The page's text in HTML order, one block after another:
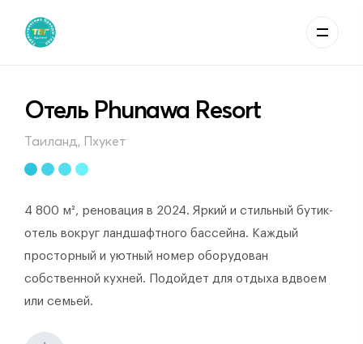
Отель Phunawa Resort
Таиланд, Пхукет
4 800 м², реновация в 2024. Яркий и стильный бутик-
отель вокруг ландшафтного бассейна. Каждый
просторный и уютный номер оборудован
собственной кухней. Подойдет для отдыха вдвоем
или семьей.